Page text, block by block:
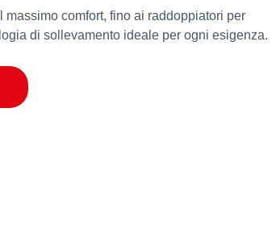
comfort, fino ai raddoppiatori per
di sollevamento ideale per ogni esigenza.